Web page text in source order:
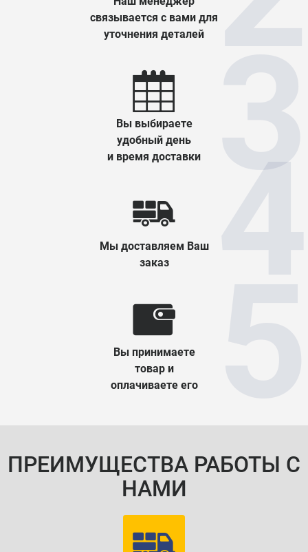
связывается с вами для
уточнения деталей
Вы выбираете
удобный день
и время доставки
Мы доставляем Ваш
заказ
Вы принимаете
товар и
оплачиваете его
ПРЕИМУЩЕСТВА РАБОТЫ С
НАМИ